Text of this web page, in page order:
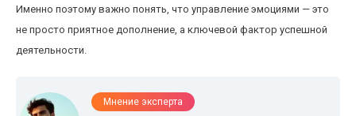
Именно поэтому важно понять, что управление эмоциями — это
не просто приятное дополнение, а ключевой фактор успешной
деятельности.
Мнение эксперта